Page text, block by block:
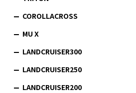
COROLLACROSS
MU X
LANDCRUISER300
LANDCRUISER250
LANDCRUISER200